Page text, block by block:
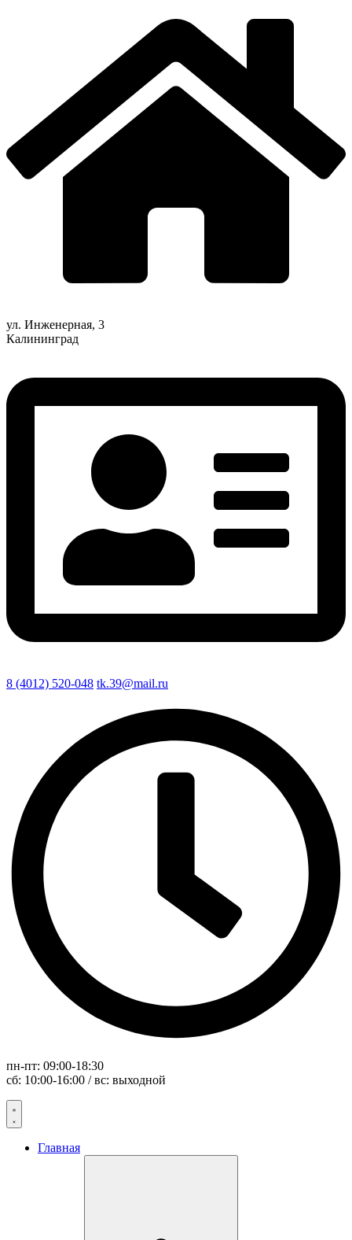
ул. Инженерная, 3
Калининград
8 (4012) 520-048 tk.39@mail.ru
пн-пт: 09:00-18:30
сб: 10:00-16:00 / вс: выходной
Главная